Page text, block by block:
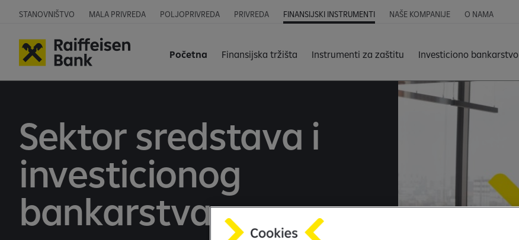
STANOVNIŠTVO MALA PRIVREDA POLJOPRIVREDA PRIVREDA FINANSIJSKI INSTRUMENTI NAŠE KOMPANIJE O NAMA
Početna Finansijska tržišta Instrumenti za zaštitu Investiciono bankarstvo
Sektor sredstava i
investicionog
bankarstva